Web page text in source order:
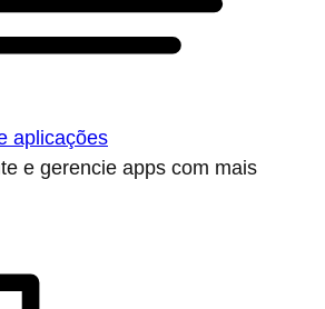
aplicações
e gerencie apps com mais